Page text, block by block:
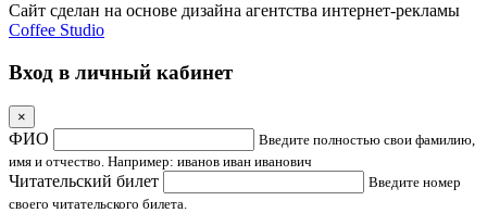
Сайт сделан на основе дизайна агентства интернет-рекламы
Coffee Studio
Вход в личный кабинет
×
ФИО
Введите полностью свои фамилию,
имя и отчество. Например: иванов иван иванович
Читательский билет
Введите номер
своего читательского билета.